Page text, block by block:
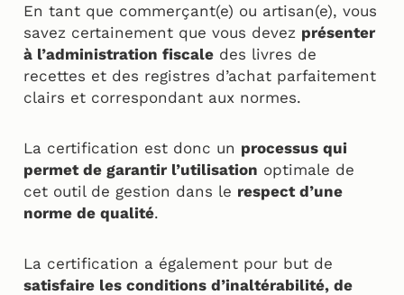
En tant que commerçant(e) ou artisan(e), vous
savez certainement que vous devez présenter
à l’administration fiscale des livres de
recettes et des registres d’achat parfaitement
clairs et correspondant aux normes.
La certification est donc un processus qui
permet de garantir l’utilisation optimale de
cet outil de gestion dans le respect d’une
norme de qualité.
La certification a également pour but de
satisfaire les conditions d’inaltérabilité, de